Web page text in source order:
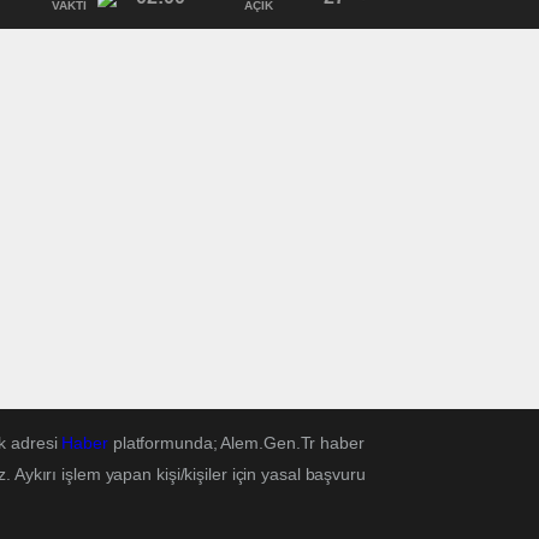
VAKTI
AÇIK
adresi Haberplatformunda; Alem.Gen.Tr haber
Aykırı işlem yapan kişi/kişiler için yasal başvuru